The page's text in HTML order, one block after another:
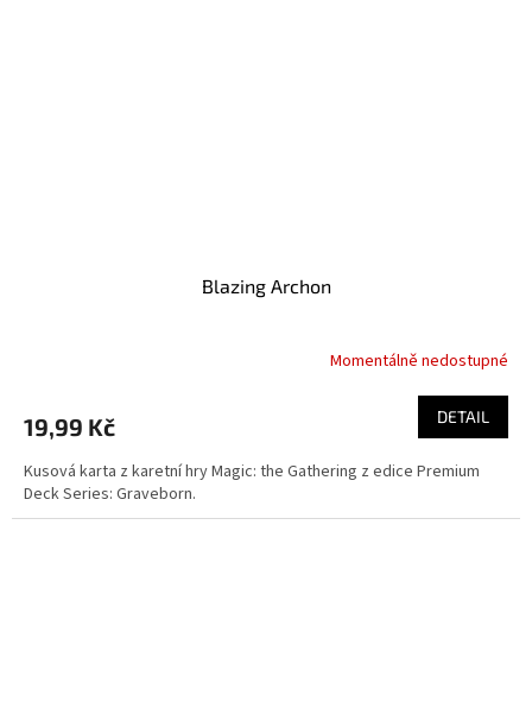
Blazing Archon
Momentálně nedostupné
19,99 Kč DETAIL
Kusová karta z karetní hry Magic: the Gathering z edice Premium
Deck Series: Graveborn.